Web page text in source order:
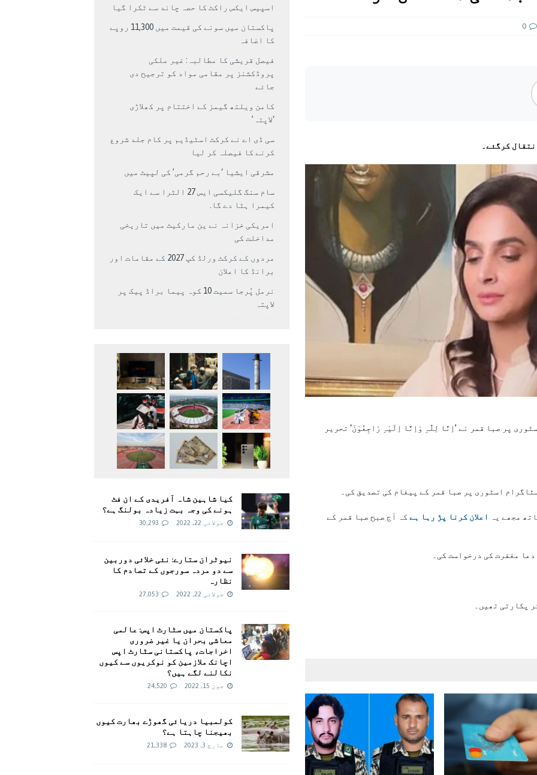
پر کام جلد شروع کرنے کا فیصلہ کر لیا پاکستان
حصہ چاند سے ٹکرا گیا
0
کرگئے۔
پر صبا قمر نے ’اِنَّا لِلّٰہِ وَاِنَّا اِلَیْہِ رَاجِعُوْنَ‘ تحریر
اسٹوری پر صبا قمر کے پیغام کی تصدیق کی۔
مجھے یہ اعلان کرنا پڑ رہا ہے کہ آج صبح صبا قمر کے
دعا مغفرت کی درخواست کی۔
پکارتی تھیں۔
اسپیس ایکس راکٹ کا حصہ چاند سے ٹکرا گیا
پاکستان میں سونے کی قیمت میں 11,300 روپے
کا اضافہ
فیصل قریشی کا مطالبہ: غیر ملکی
پروڈکشنز پر مقامی مواد کو ترجیح دی
جائے
کامن ویلتھ گیمز کے اختتام پر کھلاڑی
‘لاپتہ’
سی ڈی اے نے کرکٹ اسٹیڈیم پر کام جلد شروع
کرنے کا فیصلہ کر لیا
مشرقی ایشیا ‘بے رحم گرمی’ کی لپیٹ میں
سام سنگ گلیکسی ایس 27 الٹرا سے ایک
کیمرا ہٹا دے گا.
امریکی خزانہ نے ین مارکیٹ میں تاریخی
مداخلت کی
مردوں کے کرکٹ ورلڈ کپ 2027 کے مقامات اور
برانڈ کا اعلان
نرمل پُرجا سمیت 10 کوہ پیما براڈ پیک پر
لاپتہ
کیا شاہین شاہ آفریدی کے ان فٹ
ہونے کی وجہ بہت زیادہ بولنگ ہے؟
جولائی 22, 2022 30,293
نیوٹران ستارے: نئی خلائی دوربین
سے دو مردہ سورجوں کے تصادم کا
نظارہ
جولائی 22, 2022 27,053
پاکستان میں سٹارٹ اپس: عالمی
معاشی بحران یا غیر ضروری
اخراجات، پاکستانی سٹارٹ اپس
اچانک ملازمین کو نوکریوں سے کیوں
نکالنے لگے ہیں؟
جون 15, 2022 24,520
کولمبیا دریائی گھوڑے بھارت کیوں
بھیجنا چاہتا ہے؟
مارچ 3, 2023 21,338